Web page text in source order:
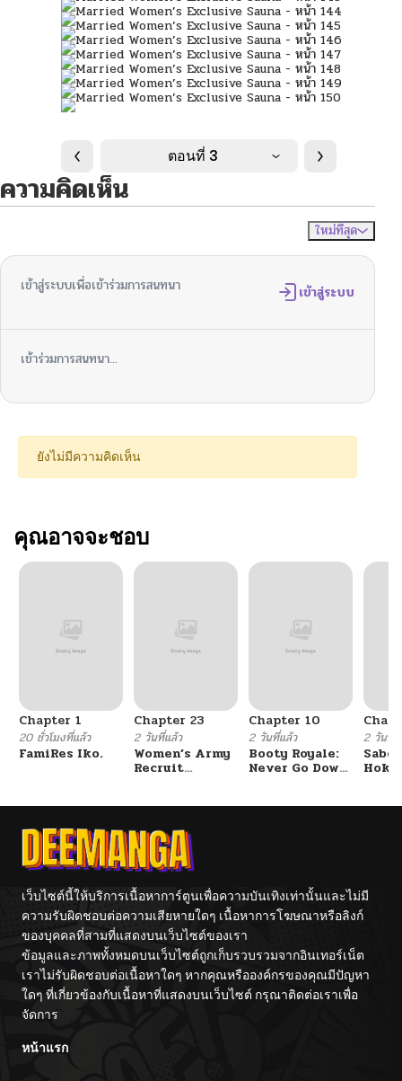
ตอนที่ 3
ความคิดเห็น
ใหม่ที่สุด
เข้าสู่ระบบเพื่อเข้าร่วมการสนทนา เข้าสู่ระบบ
เข้าร่วมการสนทนา...
ยังไม่มีความคิดเห็น
คุณอาจจะชอบ
Chapter 1
20 ชั่วโมงที่แล้ว
FamiRes Iko.
Chapter 23
2 วันที่แล้ว
Women’s Army
Recruit
Chapter 10
2 วันที่แล้ว
Booty Royale:
Never Go Down
2 วันที่แ
เว็บไซต์นี้ให้บริการเนื้อหาการ์ตูนเพื่อความบันเทิงเท่านั้นและไม่มี
ความรับผิดชอบต่อความเสียหายใดๆ เนื้อหาการโฆษณาหรือลิงก์
ของบุคคลที่สามที่แสดงบนเว็บไซต์ของเรา
ข้อมูลและภาพทั้งหมดบนเว็บไซต์ถูกเก็บรวบรวมจากอินเทอร์เน็ต
เราไม่รับผิดชอบต่อเนื้อหาใดๆ หากคุณหรือองค์กรของคุณมีปัญหา
ใดๆ ที่เกี่ยวข้องกับเนื้อหาที่แสดงบนเว็บไซต์ กรุณาติดต่อเราเพื่อ
จัดการ
หน้าแรก